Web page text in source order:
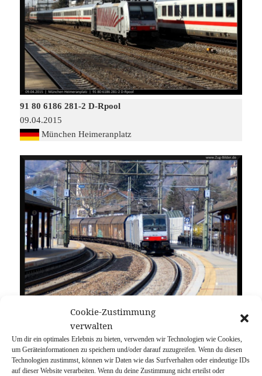
Cookie-Zustimmung
verwalten
Um dir ein optimales Erlebnis zu bieten, verwenden wir Technologien wie Cookies,
um Geräteinformationen zu speichern und/oder darauf zuzugreifen. Wenn du diesen
Technologien zustimmst, können wir Daten wie das Surfverhalten oder eindeutige IDs
auf dieser Website verarbeiten. Wenn du deine Zustimmung nicht erteilst oder
91 80 6186 281-2 D-Rpool
09.04.2015
München Heimeranplatz
91 80 6186 281-2 D-Rpool
Klausen
(Chiusa)